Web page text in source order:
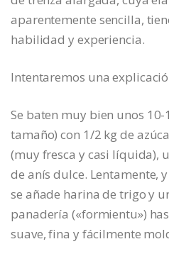
aparentemente sencilla,
habilidad y experiencia.
Intentaremos una
Se baten muy bien unos
tamaño) con 1/2 kg de
(muy fresca y casi líquida),
de anís dulce. Lentamente,
se añade harina de trigo y
panadería («formientu»)
suave, fina y fácilmente